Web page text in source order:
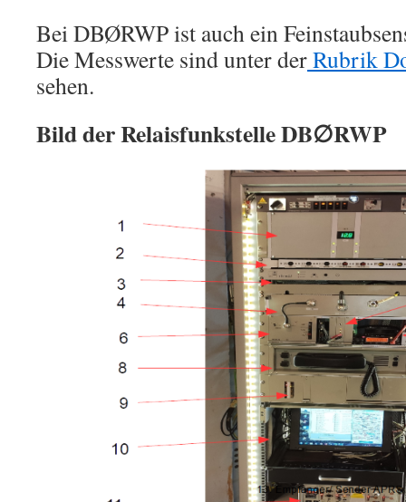
Bei DBØRWP ist auch ein
Die Messwerte sind unter derRubrik
sehen.
Bild der Relaisfunkstelle DB∅RWP